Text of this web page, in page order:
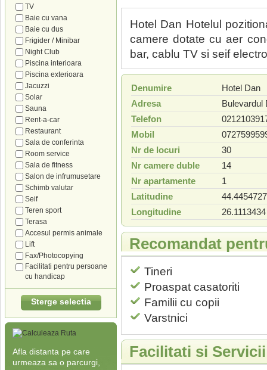
TV
Baie cu vana
Baie cu dus
Frigider / Minibar
Night Club
Piscina interioara
Piscina exterioara
Jacuzzi
Solar
Sauna
Rent-a-car
Restaurant
Sala de conferinta
Room service
Sala de fitness
Salon de infrumusetare
Schimb valutar
Seif
Teren sport
Terasa
Accesul permis animale
Lift
Fax/Photocopying
Facilitati pentru persoane
cu handicap
Sterge selectia
Afla distanta pe care
urmeaza sa o parcurgi,
Hotel Dan Hotelul
camere dotate cu aer
bar, cablu TV si seif
Denumire
Hotel Dan
Adresa
Bulevardul
Telefon
Mobil
Nr de locuri
30
Nr camere duble
14
Nr apartamente
1
Latitudine
44.4454727
Longitudine
26.1113434
Recomandat
Tineri
Proaspat casatoriti
Familii cu copii
Varstnici
Facilitati si